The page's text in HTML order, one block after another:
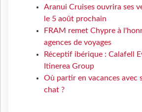
Aranui Cruises ouvrira ses
le 5 août prochain
FRAM remet Chypre à
agences de voyages
Réceptif ibérique : Calafell
Itinerea Group
Où partir en vacances avec
chat ?